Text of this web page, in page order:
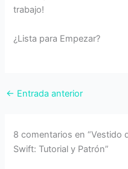
trabajo!
¿Lista para Empezar?
← Entrada anterior
8 comentarios en “Vestido
Swift: Tutorial y Patrón”